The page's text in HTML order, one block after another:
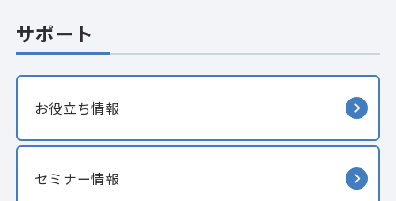
サポート
お役立ち情報
セミナー情報